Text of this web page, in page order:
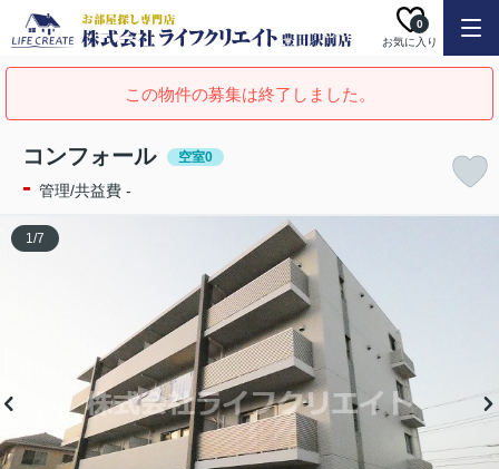
お気に入り
0
この物件の募集は終了しました。
コンフォール 空室0
- 管理/共益費 -
1/7